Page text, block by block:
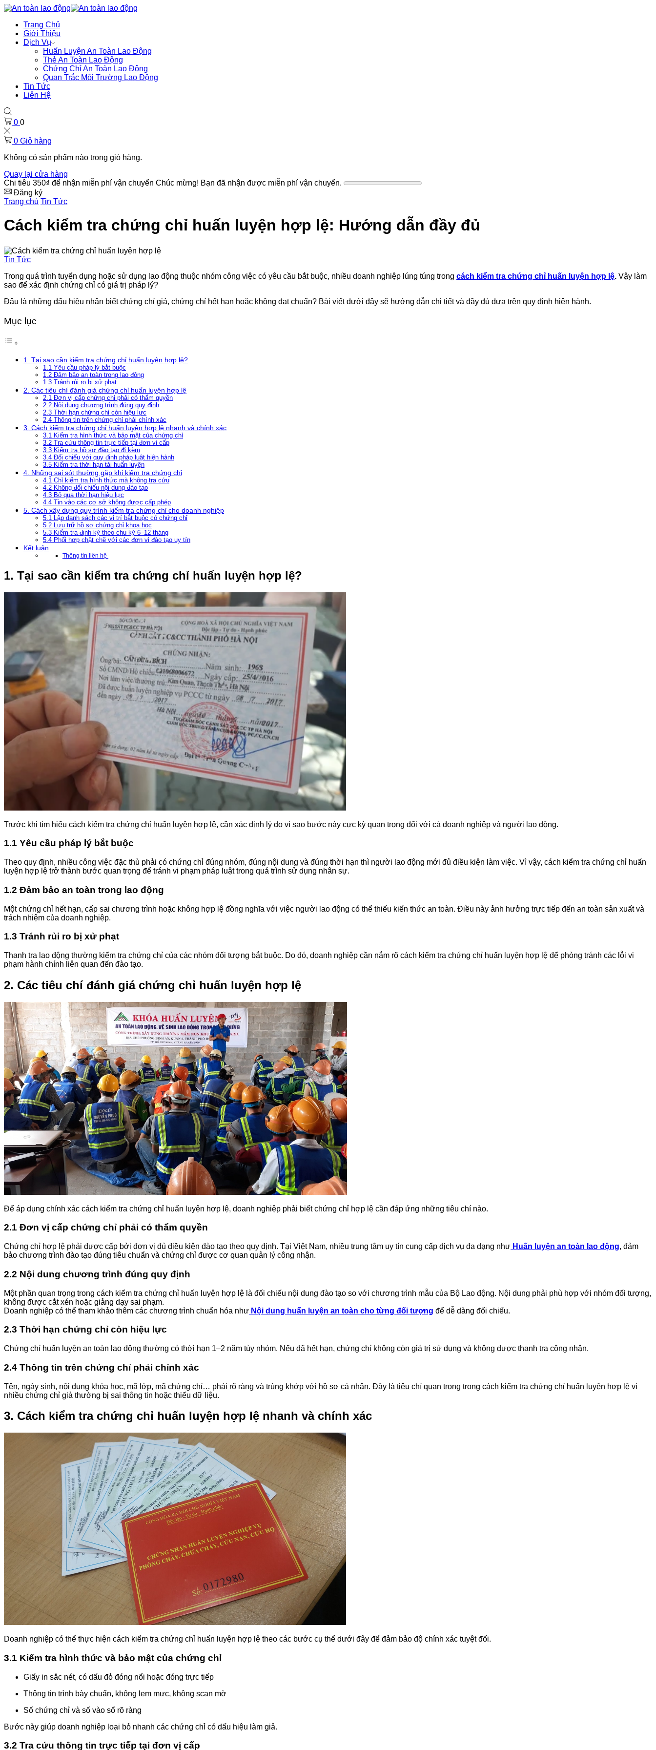
Trang Chủ
Giới Thiệu
Dịch Vụ
Huấn Luyện An Toàn Lao Động
Thẻ An Toàn Lao Động
Chứng Chỉ An Toàn Lao Động
Quan Trắc Môi Trường Lao Động
Tin Tức
Liên Hệ
0 0
0 Giỏ hàng
Không có sản phẩm nào trong giỏ hàng.
Quay lại cửa hàng
Chi tiêu 350₫ để nhận miễn phí vận chuyển Chúc mừng! Bạn đã nhận được miễn phí vận chuyển.
Đăng ký
Trang chủ Tin Tức
Cách kiểm tra chứng chỉ huấn luyện hợp lệ: Hướng dẫn đầy đủ
Tin Tức
Trong quá trình tuyển dụng hoặc sử dụng lao động thuộc nhóm công việc có yêu cầu bắt buộc, nhiều doanh nghiệp lúng túng trong cách kiểm tra chứng chỉ huấn luyện hợp lệ. Vậy làm
sao để xác định chứng chỉ có giá trị pháp lý?
Đâu là những dấu hiệu nhận biết chứng chỉ giả, chứng chỉ hết hạn hoặc không đạt chuẩn? Bài viết dưới đây sẽ hướng dẫn chi tiết và đầy đủ dựa trên quy định hiện hành.
Mục lục
1. Tại sao cần kiểm tra chứng chỉ huấn luyện hợp lệ?
1.1 Yêu cầu pháp lý bắt buộc
1.2 Đảm bảo an toàn trong lao động
1.3 Tránh rủi ro bị xử phạt
2. Các tiêu chí đánh giá chứng chỉ huấn luyện hợp lệ
2.1 Đơn vị cấp chứng chỉ phải có thẩm quyền
2.2 Nội dung chương trình đúng quy định
2.3 Thời hạn chứng chỉ còn hiệu lực
2.4 Thông tin trên chứng chỉ phải chính xác
3. Cách kiểm tra chứng chỉ huấn luyện hợp lệ nhanh và chính xác
3.1 Kiểm tra hình thức và bảo mật của chứng chỉ
3.2 Tra cứu thông tin trực tiếp tại đơn vị cấp
3.3 Kiểm tra hồ sơ đào tạo đi kèm
3.4 Đối chiếu với quy định pháp luật hiện hành
3.5 Kiểm tra thời hạn tái huấn luyện
4. Những sai sót thường gặp khi kiểm tra chứng chỉ
4.1 Chỉ kiểm tra hình thức mà không tra cứu
4.2 Không đối chiếu nội dung đào tạo
4.3 Bỏ qua thời hạn hiệu lực
4.4 Tin vào các cơ sở không được cấp phép
5. Cách xây dựng quy trình kiểm tra chứng chỉ cho doanh nghiệp
5.1 Lập danh sách các vị trí bắt buộc có chứng chỉ
5.2 Lưu trữ hồ sơ chứng chỉ khoa học
5.3 Kiểm tra định kỳ theo chu kỳ 6–12 tháng
5.4 Phối hợp chặt chẽ với các đơn vị đào tạo uy tín
Kết luận
Thông tin liên hệ
1. Tại sao cần kiểm tra chứng chỉ huấn luyện hợp lệ?
Trước khi tìm hiểu cách kiểm tra chứng chỉ huấn luyện hợp lệ, cần xác định lý do vì sao bước này cực kỳ quan trọng đối với cả doanh nghiệp và người lao động.
1.1 Yêu cầu pháp lý bắt buộc
Theo quy định, nhiều công việc đặc thù phải có chứng chỉ đúng nhóm, đúng nội dung và đúng thời hạn thì người lao động mới đủ điều kiện làm việc. Vì vậy, cách kiểm tra chứng chỉ huấn
luyện hợp lệ trở thành bước quan trọng để tránh vi phạm pháp luật trong quá trình sử dụng nhân sự.
1.2 Đảm bảo an toàn trong lao động
Một chứng chỉ hết hạn, cấp sai chương trình hoặc không hợp lệ đồng nghĩa với việc người lao động có thể thiếu kiến thức an toàn. Điều này ảnh hưởng trực tiếp đến an toàn sản xuất và
trách nhiệm của doanh nghiệp.
1.3 Tránh rủi ro bị xử phạt
Thanh tra lao động thường kiểm tra chứng chỉ của các nhóm đối tượng bắt buộc. Do đó, doanh nghiệp cần nắm rõ cách kiểm tra chứng chỉ huấn luyện hợp lệ để phòng tránh các lỗi vi
phạm hành chính liên quan đến đào tạo.
2. Các tiêu chí đánh giá chứng chỉ huấn luyện hợp lệ
Để áp dụng chính xác cách kiểm tra chứng chỉ huấn luyện hợp lệ, doanh nghiệp phải biết chứng chỉ hợp lệ cần đáp ứng những tiêu chí nào.
2.1 Đơn vị cấp chứng chỉ phải có thẩm quyền
Chứng chỉ hợp lệ phải được cấp bởi đơn vị đủ điều kiện đào tạo theo quy định. Tại Việt Nam, nhiều trung tâm uy tín cung cấp dịch vụ đa dạng như Huấn luyện an toàn lao động, đảm
bảo chương trình đào tạo đúng tiêu chuẩn và chứng chỉ được cơ quan quản lý công nhận.
2.2 Nội dung chương trình đúng quy định
Một phần quan trọng trong cách kiểm tra chứng chỉ huấn luyện hợp lệ là đối chiếu nội dung đào tạo so với chương trình mẫu của Bộ Lao động. Nội dung phải phù hợp với nhóm đối tượng,
không được cắt xén hoặc giảng dạy sai phạm.
Doanh nghiệp có thể tham khảo thêm các chương trình chuẩn hóa như Nội dung huấn luyện an toàn cho từng đối tượng để dễ dàng đối chiếu.
2.3 Thời hạn chứng chỉ còn hiệu lực
Chứng chỉ huấn luyện an toàn lao động thường có thời hạn 1–2 năm tùy nhóm. Nếu đã hết hạn, chứng chỉ không còn giá trị sử dụng và không được thanh tra công nhận.
2.4 Thông tin trên chứng chỉ phải chính xác
Tên, ngày sinh, nội dung khóa học, mã lớp, mã chứng chỉ… phải rõ ràng và trùng khớp với hồ sơ cá nhân. Đây là tiêu chí quan trọng trong cách kiểm tra chứng chỉ huấn luyện hợp lệ vì
nhiều chứng chỉ giả thường bị sai thông tin hoặc thiếu dữ liệu.
3. Cách kiểm tra chứng chỉ huấn luyện hợp lệ nhanh và chính xác
Doanh nghiệp có thể thực hiện cách kiểm tra chứng chỉ huấn luyện hợp lệ theo các bước cụ thể dưới đây để đảm bảo độ chính xác tuyệt đối.
3.1 Kiểm tra hình thức và bảo mật của chứng chỉ
Giấy in sắc nét, có dấu đỏ đóng nổi hoặc đóng trực tiếp
Thông tin trình bày chuẩn, không lem mực, không scan mờ
Số chứng chỉ và số vào sổ rõ ràng
Bước này giúp doanh nghiệp loại bỏ nhanh các chứng chỉ có dấu hiệu làm giả.
3.2 Tra cứu thông tin trực tiếp tại đơn vị cấp